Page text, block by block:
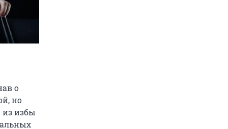
о
но
из избы